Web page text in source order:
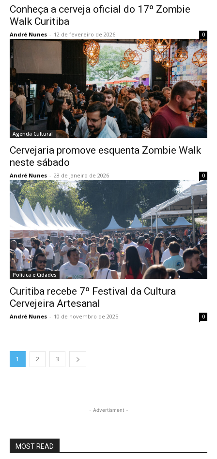
Conheça a cerveja oficial do 17º Zombie
Walk Curitiba
André Nunes - 12 de fevereiro de 2026 0
Agenda Cultural
Cervejaria promove esquenta Zombie Walk
neste sábado
André Nunes - 28 de janeiro de 2026 0
Política e Cidades
Curitiba recebe 7º Festival da Cultura
Cervejeira Artesanal
André Nunes - 10 de novembro de 2025 0
1 2 3
- Advertisment -
MOST READ